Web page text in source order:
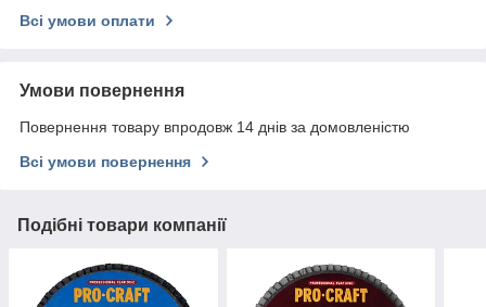
Всі умови оплати
Умови повернення
Повернення товару впродовж 14 днів за домовленістю
Всі умови повернення
Подібні товари компанії